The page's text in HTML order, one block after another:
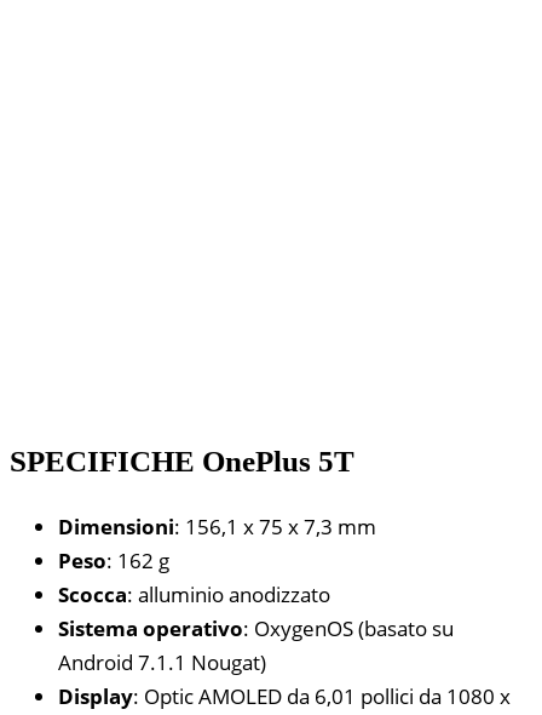
SPECIFICHE OnePlus 5T
Dimensioni: 156,1 x 75 x 7,3 mm
Peso: 162 g
Scocca: alluminio anodizzato
Sistema operativo: OxygenOS (basato su
Android 7.1.1 Nougat)
Display: Optic AMOLED da 6,01 pollici da 1080 x